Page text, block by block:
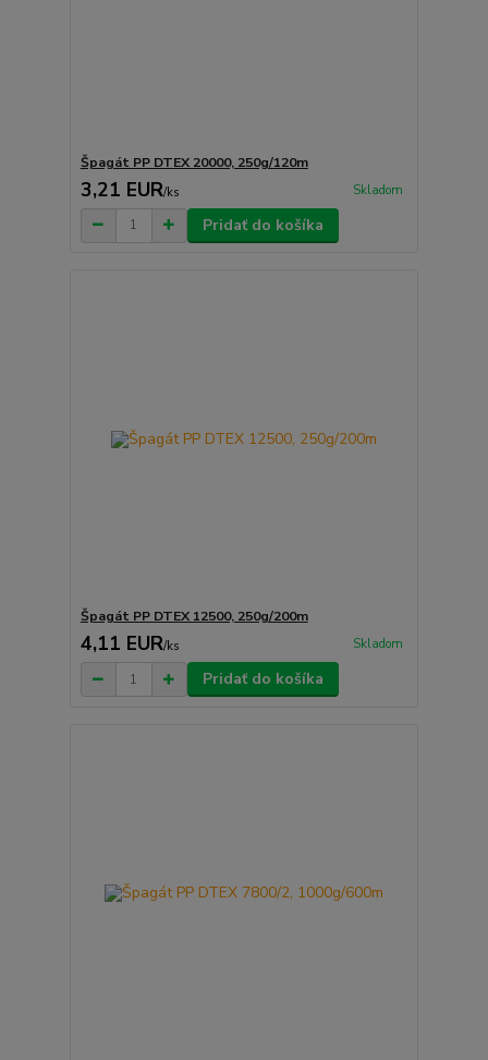
Špagát PP DTEX 20000, 250g/120m
3,21 EUR/ks Skladom
Pridať do košíka
Špagát PP DTEX 12500, 250g/200m
4,11 EUR/ks Skladom
Pridať do košíka